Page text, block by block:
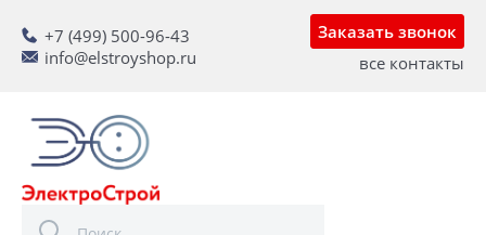
+7 (499) 500-96-43
info@elstroyshop.ru
Заказать звонок
все контакты